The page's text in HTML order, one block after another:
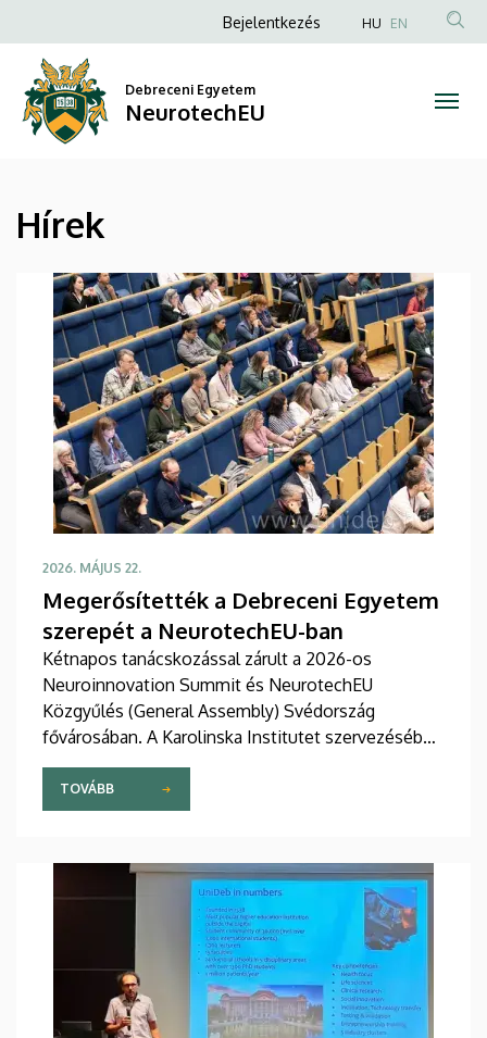
NeurotechEU
a
tartalomra
Anonim
fiók
menüje
Bejelentkezés HU EN
Debreceni Egyetem
NeurotechEU
Hírek
2026. MÁJUS 22.
Megerősítették a Debreceni Egyetem
szerepét a NeurotechEU-ban
Kétnapos tanácskozással zárult a 2026-os
Neuroinnovation Summit és NeurotechEU
Közgyűlés (General Assembly) Svédország
fővárosában. A Karolinska Institutet szervezésében
tartott rendezvényen a Debreceni Egyetemet
öttagú delegáció képviselte. A találkozó
legfontosabb üzenete a Debreceni Egyetem
egyöntetű kiállása volt az intézmény stratégiai
szerepe és jövőbeli teljes körű reintegrációja
TOVÁBB